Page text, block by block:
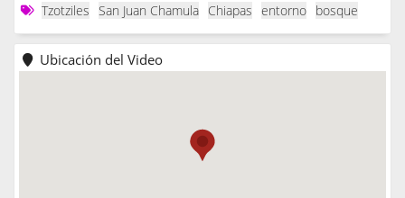
Tzotziles
San Juan Chamula Chiapas entorno bosque
Ubicación del Video